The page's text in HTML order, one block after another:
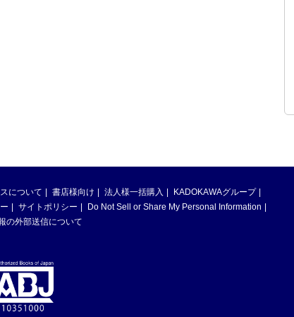
について 書店様向け 法人様一括購入
KADOKAWAグループ
サイトポリシー
Do Not Sell or Share My Personal Information
の外部送信について